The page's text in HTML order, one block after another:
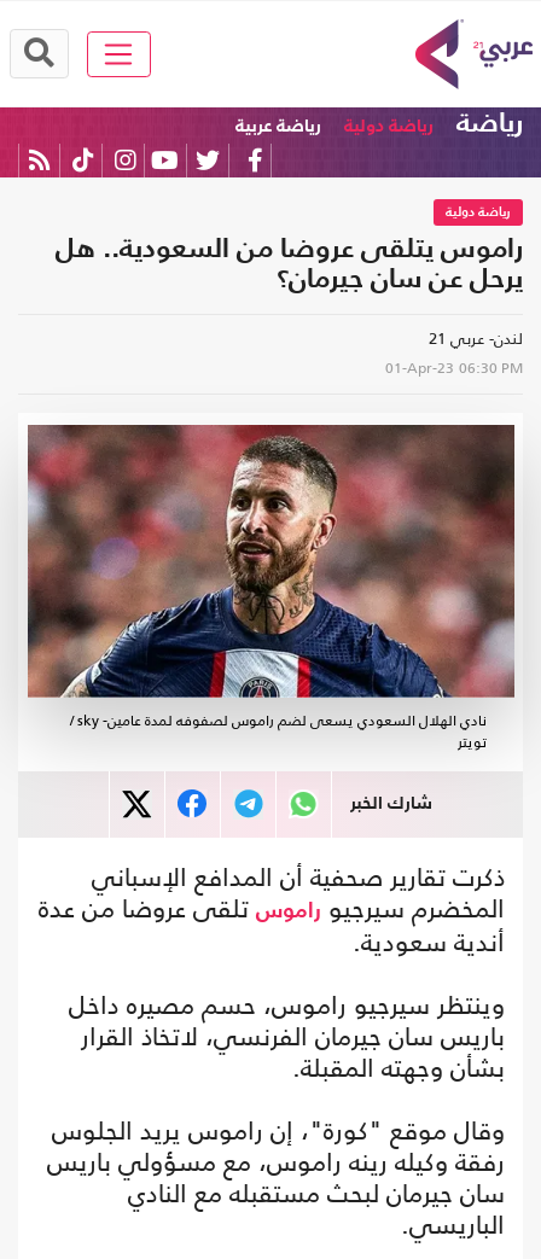
رياضة رياضة دولية رياضة عربية
رياضة دولية
راموس يتلقى عروضا من السعودية.. هل
يرحل عن سان جيرمان؟
لندن- عربي 21
01-Apr-23 06:30 PM
نادي الهلال السعودي يسعى لضم راموس لصفوفه لمدة عامين- sky /
تويتر
شارك الخبر
ذكرت تقارير صحفية أن المدافع الإسباني
المخضرم سيرجيو راموس تلقى عروضا من عدة
أندية سعودية.
وينتظر سيرجيو راموس، حسم مصيره داخل
باريس سان جيرمان الفرنسي، لاتخاذ القرار
بشأن وجهته المقبلة.
وقال موقع "كورة"، إن راموس يريد الجلوس
رفقة وكيله رينه راموس، مع مسؤولي باريس
سان جيرمان لبحث مستقبله مع النادي
الباريسي.